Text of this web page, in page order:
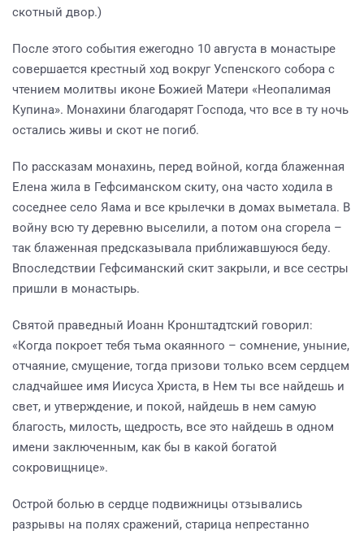
скотный двор.)
После этого события ежегодно 10 августа в монастыре
совершается крестный ход вокруг Успенского собора с
чтением молитвы иконе Божией Матери «Неопалимая
Купина». Монахини благодарят Господа, что все в ту ночь
остались живы и скот не погиб.
По рассказам монахинь, перед войной, когда блаженная
Елена жила в Гефсиманском скиту, она часто ходила в
соседнее село Яама и все крылечки в домах выметала. В
войну всю ту деревню выселили, а потом она сгорела –
так блаженная предсказывала приближавшуюся беду.
Впоследствии Гефсиманский скит закрыли, и все сестры
пришли в монастырь.
Святой праведный Иоанн Кронштадтский говорил:
«Когда покроет тебя тьма окаянного – сомнение, уныние,
отчаяние, смущение, тогда призови только всем сердцем
сладчайшее имя Иисуса Христа, в Нем ты все найдешь и
свет, и утверждение, и покой, найдешь в нем самую
благость, милость, щедрость, все это найдешь в одном
имени заключенным, как бы в какой богатой
сокровищнице».
Острой болью в сердце подвижницы отзывались
разрывы на полях сражений, старица непрестанно